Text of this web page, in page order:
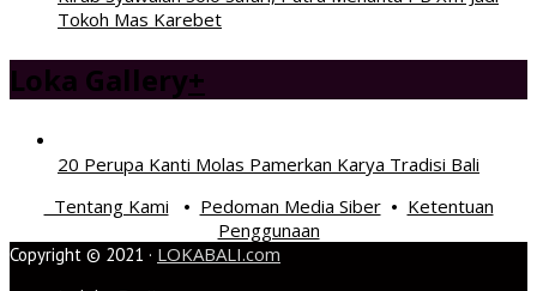
Tokoh Mas Karebet
Loka Gallery+
20 Perupa Kanti Molas Pamerkan Karya Tradisi Bali
Tentang Kami • Pedoman Media Siber• Ketentuan
Penggunaan
Copyright © 2021 · LOKABALI.com